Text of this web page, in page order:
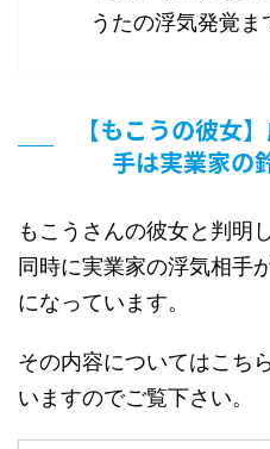
うたの浮気発覚ま
【もこうの彼女
手は実業家の
もこうさんの彼女と判明
同時に実業家の浮気相手
になっています。
その内容についてはこち
いますのでご覧下さい。